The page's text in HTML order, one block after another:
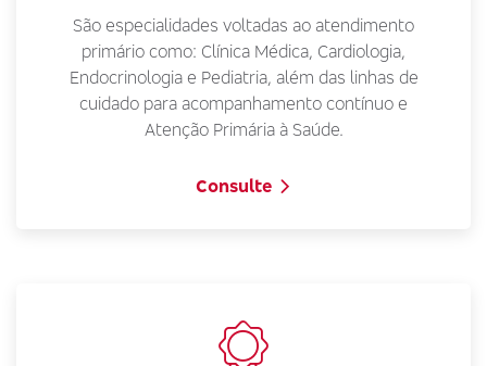
São especialidades voltadas ao atendimento
primário como: Clínica Médica, Cardiologia,
Endocrinologia e Pediatria, além das linhas de
cuidado para acompanhamento contínuo e
Atenção Primária à Saúde.
Consulte